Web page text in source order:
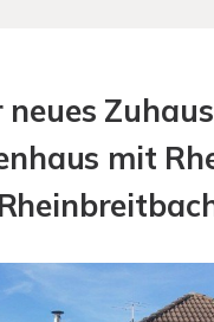
neues
mit